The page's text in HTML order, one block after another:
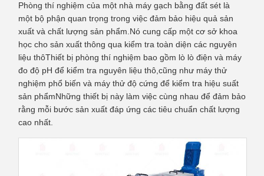
Phòng thí nghiệm của một nhà máy gạch bằng đất sét là
một bộ phận quan trọng trong việc đảm bảo hiệu quả sản
xuất và chất lượng sản phẩm.Nó cung cấp một cơ sở khoa
học cho sản xuất thông qua kiểm tra toàn diện các nguyên
liệu thôThiết bị phòng thí nghiệm bao gồm lò lò điện và máy
đo độ pH để kiểm tra nguyên liệu thô,cũng như máy thử
nghiệm phổ biến và máy thử độ cứng để kiểm tra hiệu suất
sản phẩmNhững thiết bị này làm việc cùng nhau để đảm bảo
rằng mỗi bước sản xuất đáp ứng các tiêu chuẩn chất lượng
cao nhất.